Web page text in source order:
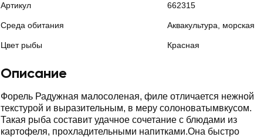
Артикул 662315
Среда обитания Аквакультура, морская
Цвет рыбы Красная
Описание
Форель Радужная малосоленая, филе отличается нежной
текстурой и выразительным, в меру солоноватымвкусом.
Такая рыба составит удачное сочетание с блюдами из
картофеля, прохладительными напитками.Она быстро